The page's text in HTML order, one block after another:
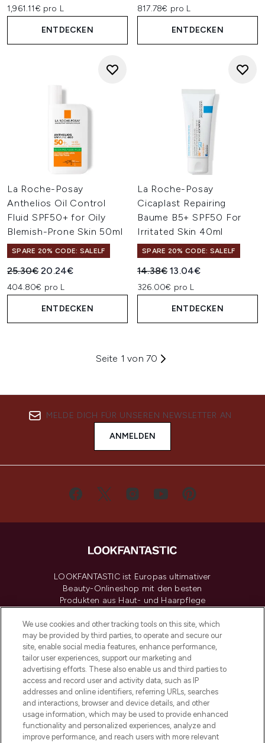
1,961.11€ pro L
ENTDECKEN
817.78€ pro L
ENTDECKEN
La Roche-Posay
Anthelios Oil Control
Fluid SPF50+ for Oily
Blemish-Prone Skin 50ml
SPARE 20% CODE: SALELF
Unverbindliche Preisempfehlung:
25.30€Aktueller Preis:
20.24€
404.80€ pro L
ENTDECKEN
La Roche-Posay
Cicaplast Repairing
Baume B5+ SPF50 For
Irritated Skin 40ml
SPARE 20% CODE: SALELF
Unverbindliche
14.38€Aktueller Preis:
13.04€
326.00€ pro L
ENTDECKEN
Seite 1 von 70
MELDE DICH FÜR UNSEREN NEWSLETTER AN
ANMELDEN
LOOKFANTASTIC ist Europas ultimativer
Beauty-Onlineshop mit den besten
Produkten aus Haut- und Haarpflege
renommierten Marken. Shoppe online
oder über die App mit kostenloser
Lieferung ab einem Einkaufswert von 30€.
Cookie-Einwilligung
Do Not Sell or Share My Personal
Information
HILFE & INFORMATION
We use cookies and other tracking tools on this site, which
may be provided by third parties, to operate and secure our
site, enable social media features, enhance performance,
tailor user experiences, support our marketing and
advertising efforts. These also enable us and third parties to
access and record user and activity data, such as IP
addresses and online identifiers, referring URLs, searches
and interactions, browser and device details, and other
usage information, which may be used to provide enhanced
functionality and personalized experiences, analyze and
improve performance, and reach users with more relevant